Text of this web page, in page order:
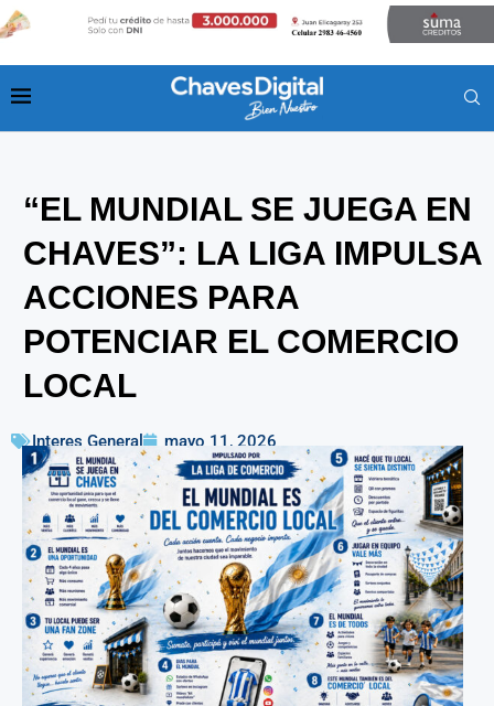
“EL MUNDIAL SE JUEGA EN
CHAVES”: LA LIGA IMPULSA
ACCIONES PARA
POTENCIAR EL COMERCIO
LOCAL
Interes General mayo 11, 2026